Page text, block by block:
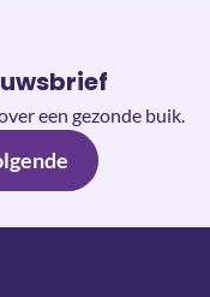
een gezonde buik.